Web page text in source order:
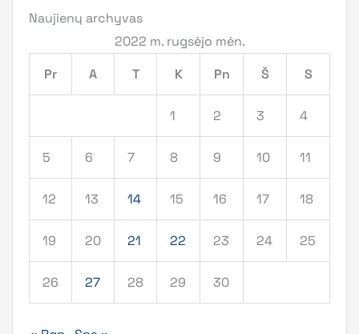
Naujienų archyvas
2022 m. rugsėjo mėn.
Pr
A T K Pn Š S
1 2 3 4
5 6 7 8 9 10 11
12 13 14 15 16 17 18
19 20 21 22 23 24 25
26 27 28 29 30